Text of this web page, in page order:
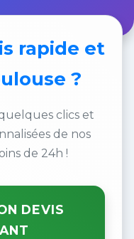
rapide et
?
clics et
de nos
de 24h !
DEVIS